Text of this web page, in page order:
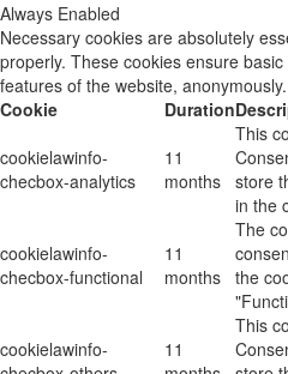
Always Enabled
Necessary cookies are absolutely
properly. These cookies ensure
features of the website, anonymously.
Cookie
Duration
cookielawinfo-
checbox-analytics
11
months
This
store
in the
cookielawinfo-
checbox-functional
11
months
The
the
cookielawinfo-
11
This